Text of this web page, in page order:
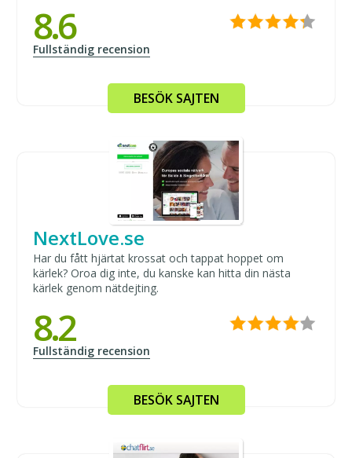
8.6
Fullständig recension
BESÖK SAJTEN
NextLove.se
Har du fått hjärtat krossat och tappat hoppet om
kärlek? Oroa dig inte, du kanske kan hitta din nästa
kärlek genom nätdejting.
8.2
Fullständig recension
BESÖK SAJTEN